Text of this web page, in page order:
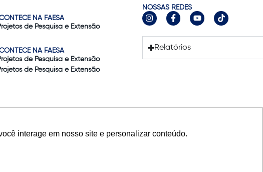
interage em nosso site e personalizar conteúdo.
NA FAESA
de Pesquisa e Extensão
NA FAESA
de Pesquisa e Extensão
de Pesquisa e Extensão
NOSSAS REDES
Relatórios